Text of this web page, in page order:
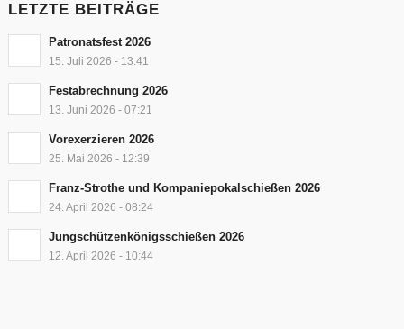
LETZTE BEITRÄGE
Patronatsfest 2026
15. Juli 2026 - 13:41
Festabrechnung 2026
13. Juni 2026 - 07:21
Vorexerzieren 2026
25. Mai 2026 - 12:39
Franz-Strothe und Kompaniepokalschießen 2026
24. April 2026 - 08:24
Jungschützenkönigsschießen 2026
12. April 2026 - 10:44